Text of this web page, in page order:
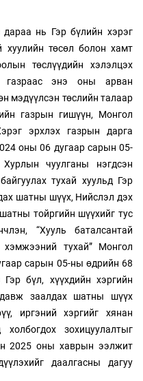
нь Гэр бүлийн хэрэг
хуулийн төсөл болон хамт
төслүүдийн хэлэлцэх
газраас энэ оны арван
мэдүүлсэн төслийн талаар
газрын гишүүн, Монгол
эрхлэх газрын дарга
оны 06 дугаар сарын 05-
чуулганы нэгдсэн
тухай хуульд Гэр
шатны шүүх, Нийслэл дэх
тойргийн шүүхийг тус
“Хууль баталсантай
тухай” Монгол
сарын 05-ны өдрийн 68
бүл, хүүхдийн хэргийн
заалдах шатны шүүх
иргэний хэргийг хянан
зохицуулалтыг
2025 оны хаврын ээлжит
даалгасны дагуу